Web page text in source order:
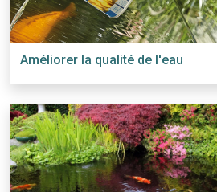
Améliorer la qualité de l'eau